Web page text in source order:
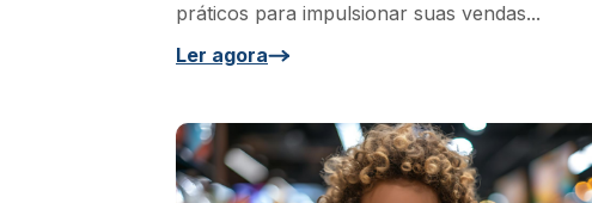
práticos para impulsionar suas vendas...
Ler agora